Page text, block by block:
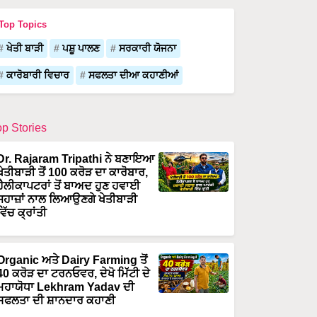
Topics
ਖੇਤੀ ਬਾੜੀ ਪਸ਼ੂ ਪਾਲਣ ਸਰਕਾਰੀ ਯੋਜਨਾ
ਕਾਰੋਬਾਰੀ ਵਿਚਾਰ ਸਫਲਤਾ ਦੀਆ ਕਹਾਣੀਆਂ
Stories
Rajaram Tripathi ਨੇ ਬਣਾਇਆ
ਤੋਂ 100 ਕਰੋੜ ਦਾ ਕਾਰੋਬਾਰ,
ਤੋਂ ਬਾਅਦ ਹੁਣ ਹਵਾਈ
ਨਾਲ ਲਿਆਉਣਗੇ ਖੇਤੀਬਾੜੀ
ਕ੍ਰਾਂਤੀ
ਅਤੇ Dairy Farming ਤੋਂ
ਕਰੋੜ ਦਾ ਟਰਨਓਵਰ, ਦੇਖੋ ਮਿੱਟੀ ਦੇ
Lekhram Yadav ਦੀ
ਦੀ ਸ਼ਾਨਦਾਰ ਕਹਾਣੀ